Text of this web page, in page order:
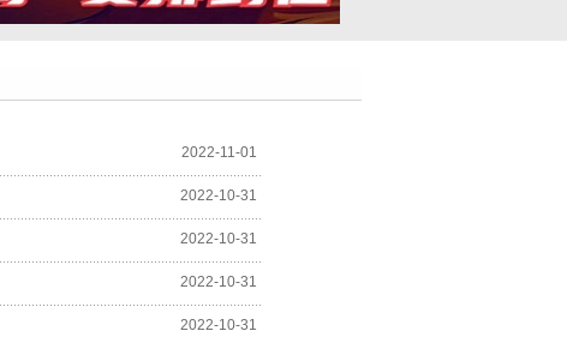
2022-11-01
2022-10-31
2022-10-31
2022-10-31
2022-10-31